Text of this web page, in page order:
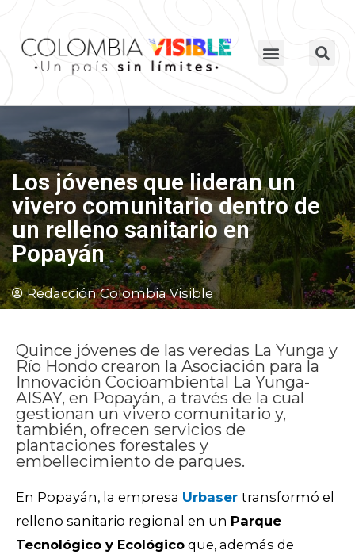
Los jóvenes que lideran un
vivero comunitario dentro de
un relleno sanitario en
Popayán
Redacción Colombia Visible
Quince jóvenes de las veredas La Yunga y
Río Hondo crearon la Asociación para la
Innovación Cocioambiental La Yunga-
AISAY, en Popayán, a través de la cual
gestionan un vivero comunitario y,
también, ofrecen servicios de
plantaciones forestales y
embellecimiento de parques.
En Popayán, la empresa Urbaser transformó el
relleno sanitario regional en un Parque
Tecnológico y Ecológico que, además de